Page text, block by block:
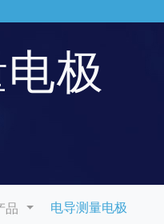
极
品 电导测量电极